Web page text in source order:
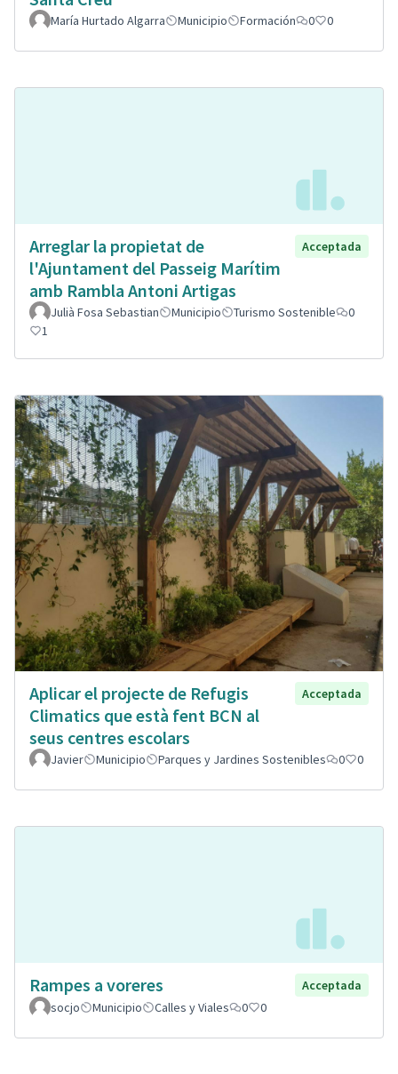
María Hurtado Algarra Municipio Formación 0 0
Arreglar la propietat de
l'Ajuntament del Passeig Marítim
amb Rambla Antoni Artigas
Acceptada
Julià Fosa Sebastian Municipio Turismo Sostenible
0
1
Aplicar el projecte de Refugis
Climatics que està fent BCN al
seus centres escolars
Acceptada
Javier Municipio Parques y Jardines Sostenibles 0 0
Rampes a voreres
Acceptada
socjo
Municipio Calles y Viales 0 0